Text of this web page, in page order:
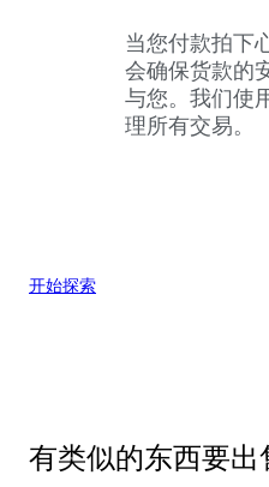
当您付款拍下
会确保货款的
与您。我们使
理所有交易。
开始探索
有类似的东西要出